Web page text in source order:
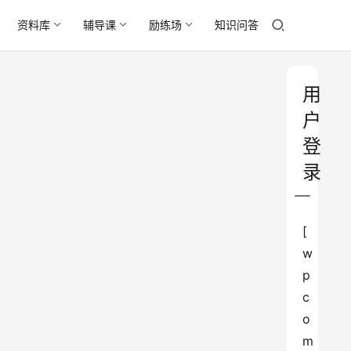
资料库 辅导课 励练场 知识问答
用
户
登
录
[
w
p
c
o
m